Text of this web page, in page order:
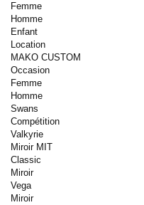
Femme
Homme
Enfant
Location
MAKO CUSTOM
Occasion
Femme
Homme
Swans
Compétition
Valkyrie
Miroir MIT
Classic
Miroir
Vega
Miroir